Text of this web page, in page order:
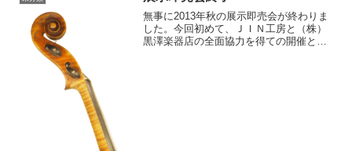
無事に2013年秋の展示即売会が終わりま
した。今回初めて、ＪＩＮ工房と（株）
黒澤楽器店の全面協力を得ての開催とな